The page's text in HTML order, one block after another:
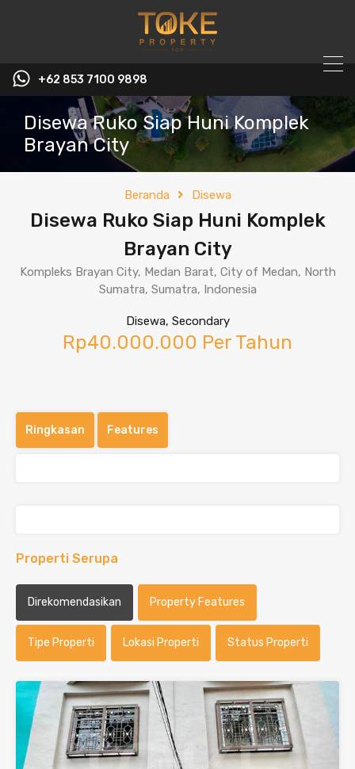
+62 853 7100 9898‬
Disewa Ruko Siap Huni Komplek
Brayan City
Beranda Disewa
Disewa Ruko Siap Huni Komplek
Brayan City
Kompleks Brayan City, Medan Barat, City of Medan, North
Sumatra, Sumatra, Indonesia
Disewa, Secondary
Rp40.000.000 Per Tahun
Ringkasan Features
Properti Serupa
Direkomendasikan Property Features
Tipe Properti Lokasi Properti Status Properti